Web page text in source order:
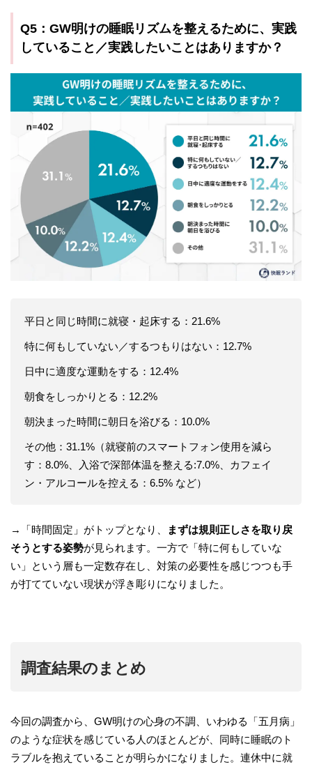
Q5：GW明けの睡眠リズムを整えるために、実践
していること／実践したいことはありますか？
平日と同じ時間に就寝・起床する：21.6%
特に何もしていない／するつもりはない：12.7%
日中に適度な運動をする：12.4%
朝食をしっかりとる：12.2%
朝決まった時間に朝日を浴びる：10.0%
その他：31.1%（就寝前のスマートフォン使用を減ら
す：8.0%、入浴で深部体温を整える:7.0%、カフェイ
ン・アルコールを控える：6.5% など）
→「時間固定」がトップとなり、
まずは規則正しさを取り戻
そうとする姿勢が見られます。一方で「特に何もしていな
い」という層も一定数存在し、対策の必要性を感じつつも手
が打てていない現状が浮き彫りになりました。
調査結果のまとめ
今回の調査から、GW明けの心身の不調、いわゆる「五月病」
のような症状を感じている人のほとんどが、同時に睡眠のト
ラブルを抱えていることが明らかになりました。連休中に就